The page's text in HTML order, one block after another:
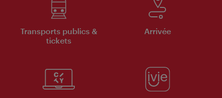
Transports publics &
tickets
Arrivée